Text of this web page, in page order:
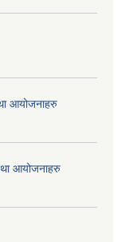
आयोजनाहरु
आयोजनाहरु